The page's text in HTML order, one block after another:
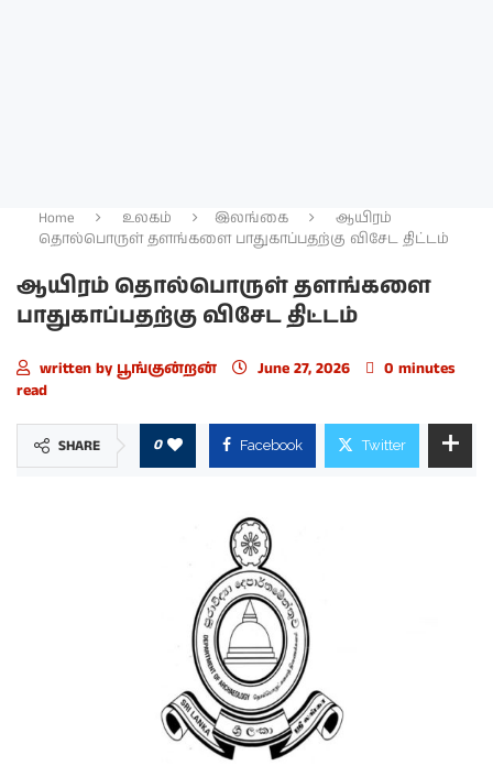
Home உலகம் இலங்கை
ஆயிரம்
தொல்பொருள் தளங்களை பாதுகாப்பதற்கு விசேட திட்டம்
ஆயிரம் தொல்பொருள் தளங்களை
பாதுகாப்பதற்கு விசேட திட்டம்
written by பூங்குன்றன் June 27, 2026
0 minutes
read
SHARE 0 Facebook Twitter